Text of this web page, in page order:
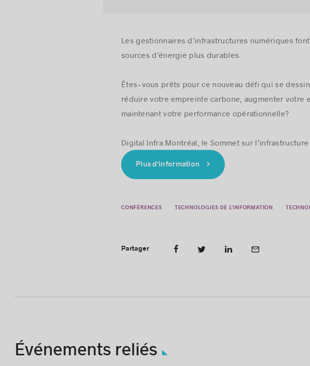
Les gestionnaires d’infrastructures numériques
sources d’énergie plus durables.
Êtes-vous prêts pour ce nouveau défi qui se
réduire votre empreinte carbone, augmenter
maintenant votre performance opérationnelle?
Digital Infra Montréal, le Sommet sur
Plus d'information
CONFÉRENCES TECHNOLOGIES DE L'INFORMATION
Partager
Événements reliés